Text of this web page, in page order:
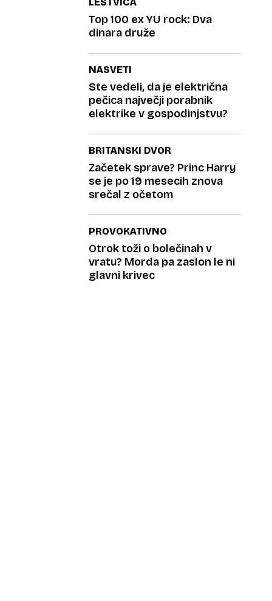
Top 100 ex YU rock: Dva
dinara druže
NASVETI
Ste vedeli, da je električna
pečica največji porabnik
elektrike v gospodinjstvu?
BRITANSKI DVOR
Začetek sprave? Princ Harry
se je po 19 mesecih znova
srečal z očetom
PROVOKATIVNO
Otrok toži o bolečinah v
vratu? Morda pa zaslon le ni
glavni krivec